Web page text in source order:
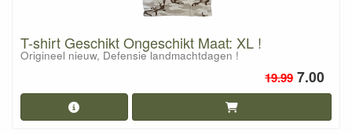
T-shirt Geschikt Ongeschikt Maat: XL !
Origineel nieuw, Defensie landmachtdagen !
19.99 7.00